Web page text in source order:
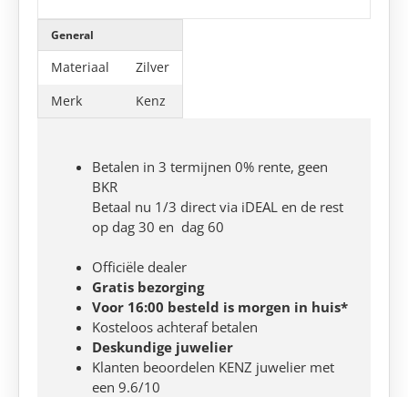
General
Materiaal
Zilver
Merk
Kenz
Betalen in 3 termijnen 0% rente, geen
BKR
Betaal nu 1/3 direct via iDEAL en de rest
op dag 30 en dag 60
Officiële dealer
Gratis bezorging
Voor 16:00 besteld is morgen in huis*
Kosteloos achteraf betalen
Deskundige juwelier
Klanten beoordelen KENZ juwelier met
een 9.6/10